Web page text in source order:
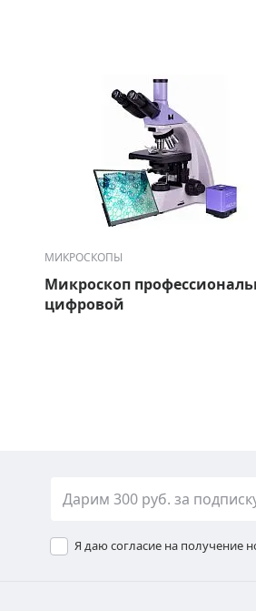
МИКРОСКОПЫ
Микроскоп
цифровой
Я даю согласие на получение